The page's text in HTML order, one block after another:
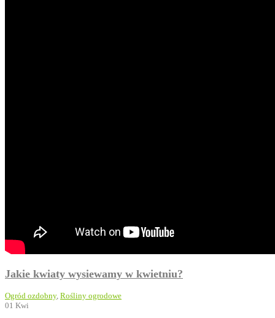
Jakie kwiaty wysiewamy w kwietniu?
Ogród ozdobny, Rośliny ogrodowe
01 Kwi